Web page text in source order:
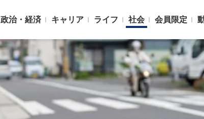
政治・経済 キャリア ライフ 社会 会員限定